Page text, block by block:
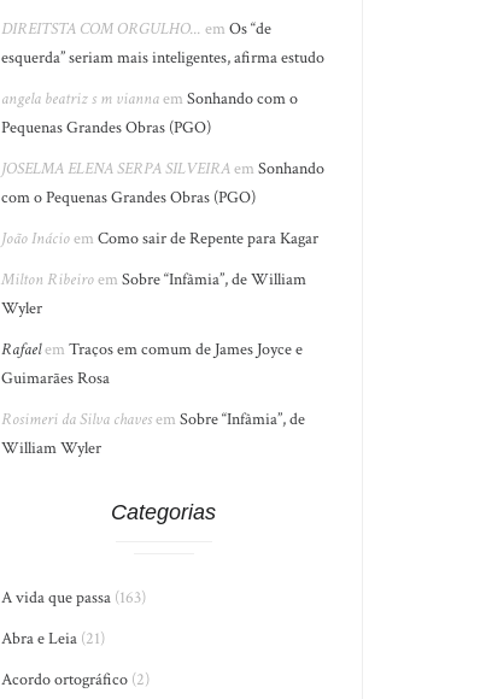
DIREITSTA COM ORGULHO... emOs “de
esquerda” seriam mais inteligentes, afirma estudo
angela beatriz s m viannaemSonhando com o
Pequenas Grandes Obras (PGO)
JOSELMA ELENA SERPA SILVEIRAemSonhando
com o Pequenas Grandes Obras (PGO)
João InácioemComo sair de Repente para Kagar
Milton RibeiroemSobre “Infâmia”, de William
Wyler
RafaelemTraços em comum de James Joyce e
Guimarães Rosa
Rosimeri da Silva chavesemSobre “Infâmia”, de
William Wyler
Categorias
A vida que passa (163)
Abra e Leia (21)
Acordo ortográfico (2)